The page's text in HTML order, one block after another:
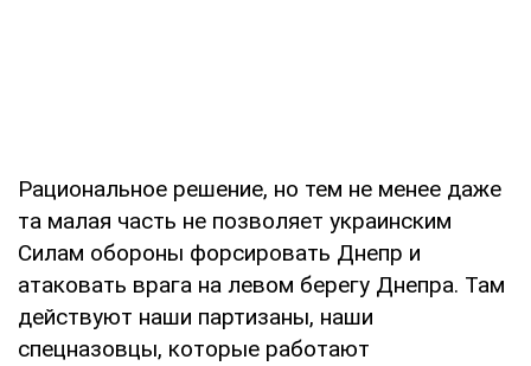
Рациональное решение, но тем не менее даже
та малая часть не позволяет украинским
Силам обороны форсировать Днепр и
атаковать врага на левом берегу Днепра. Там
действуют наши партизаны, наши
спецназовцы, которые работают